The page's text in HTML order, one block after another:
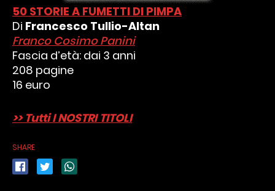
50 STORIE A FUMETTI DI PIMPA
Di Francesco Tullio-Altan
Franco Cosimo Panini
Fascia d’età: dai 3 anni
208 pagine
16 euro
>> Tutti I NOSTRI TITOLI
SHARE